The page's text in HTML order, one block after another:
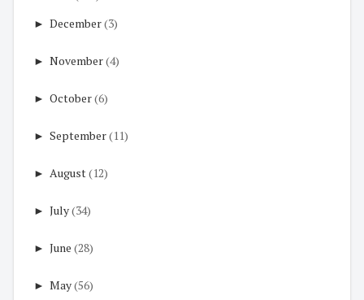
► December(3)
► November(4)
► October(6)
► September(11)
► August(12)
► July(34)
► June (28)
► May(56)